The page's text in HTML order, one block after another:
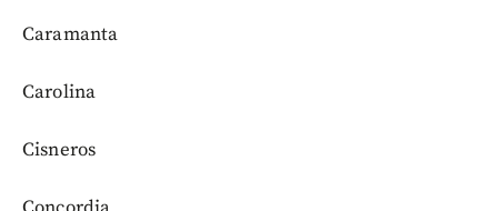
Caramanta
Carolina
Cisneros